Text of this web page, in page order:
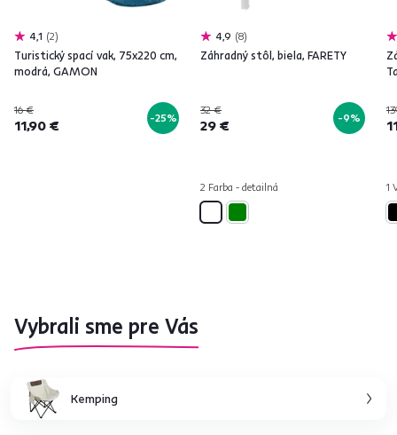
4,1 2
Turistický spací vak, 75x220 cm,
modrá, GAMON
16 €
11,90 € -25%
4,9 8
Záhradný stôl, biela, FARETY
32 €
29 € -9%
2 Farba - detailná 1
Vybrali sme pre Vás
Kemping